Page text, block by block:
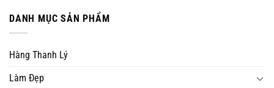
DANH MỤC SẢN PHẨM
Hàng Thanh Lý
Làm Đẹp